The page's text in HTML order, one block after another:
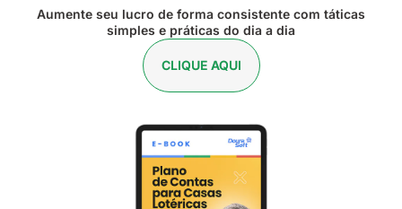
Aumente seu lucro de forma consistente com táticas
simples e práticas do dia a dia
CLIQUE AQUI